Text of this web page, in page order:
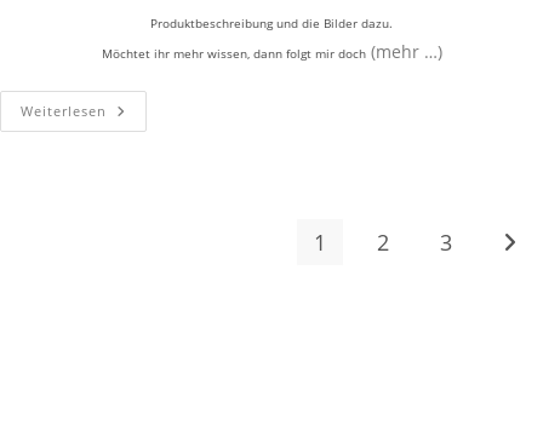
Produktbeschreibung und die Bilder dazu.
Möchtet ihr mehr wissen, dann folgt mir doch (mehr …)
Weiterlesen
1 2 3